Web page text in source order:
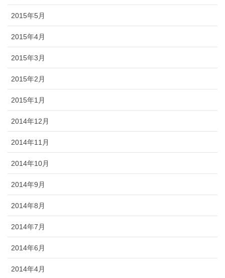
2015年5月
2015年4月
2015年3月
2015年2月
2015年1月
2014年12月
2014年11月
2014年10月
2014年9月
2014年8月
2014年7月
2014年6月
2014年4月